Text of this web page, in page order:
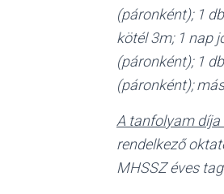
(páronként); 1
kötél 3m; 1 nap
(páronként); 1
(páronként);
A tanfolyam
rendelkező
MHSSZ éves